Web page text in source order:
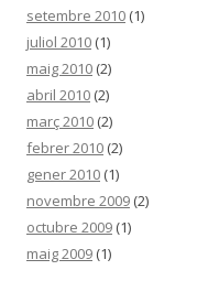
setembre 2010 (1)
juliol 2010 (1)
maig 2010 (2)
abril 2010 (2)
març 2010 (2)
febrer 2010 (2)
gener 2010 (1)
novembre 2009 (2)
octubre 2009 (1)
maig 2009 (1)